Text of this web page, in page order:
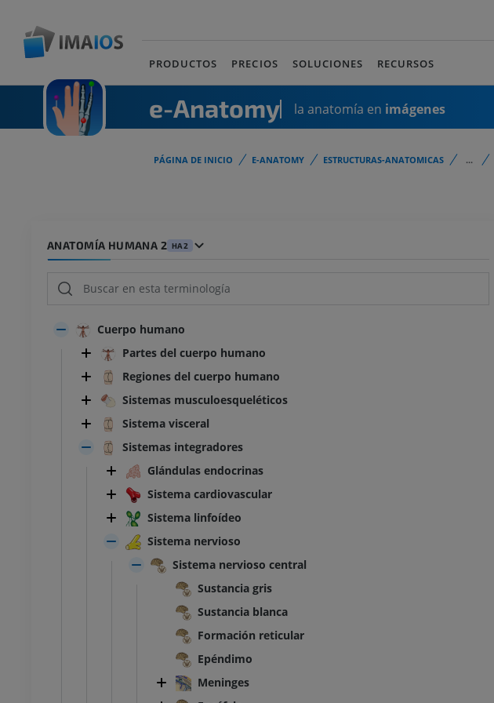
PRODUCTOS PRECIOS SOLUCIONES RECURSOS
e-Anatomy la anatomía en imágenes
PÁGINA DE INICIO E-ANATOMY ESTRUCTURAS-ANATOMICAS ...
ANATOMÍA HUMANA 2 HA2
Cuerpo humano
Partes del cuerpo humano
Regiones del cuerpo humano
Sistemas musculoesqueléticos
Sistema visceral
Sistemas integradores
Glándulas endocrinas
Sistema cardiovascular
Sistema linfoídeo
Sistema nervioso
Sistema nervioso central
Sustancia gris
Sustancia blanca
Formación reticular
Epéndimo
Meninges